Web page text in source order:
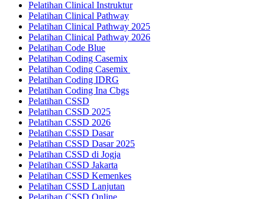
Pelatihan Clinical Instruktur
Pelatihan Clinical Pathway
Pelatihan Clinical Pathway 2025
Pelatihan Clinical Pathway 2026
Pelatihan Code Blue
Pelatihan Coding Casemix
Pelatihan Coding Casemix
Pelatihan Coding IDRG
Pelatihan Coding Ina Cbgs
Pelatihan CSSD
Pelatihan CSSD 2025
Pelatihan CSSD 2026
Pelatihan CSSD Dasar
Pelatihan CSSD Dasar 2025
Pelatihan CSSD di Jogja
Pelatihan CSSD Jakarta
Pelatihan CSSD Kemenkes
Pelatihan CSSD Lanjutan